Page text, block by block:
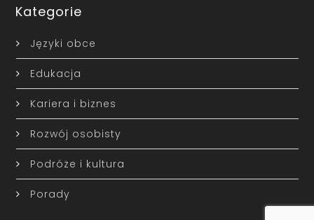
Kategorie
Języki obce
Edukacja
Kariera i biznes
Rozwój osobisty
Podróże i kultura
Porady